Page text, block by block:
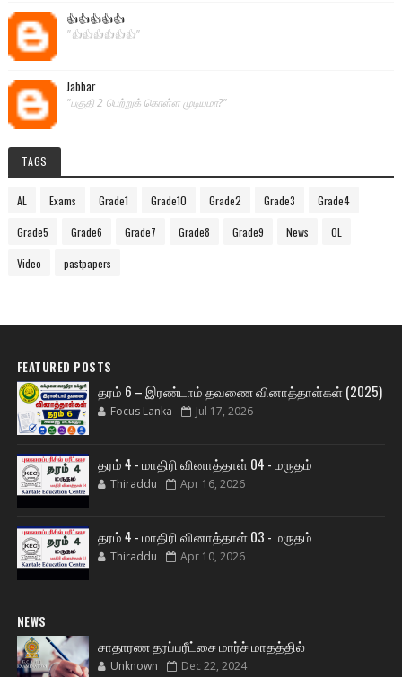
👍👍👍👍👍
"👍👍👍👍👍👍"
Jabbar
"பகுதி 2 பெற்றுக் கொள்ள முடியுமா?"
TAGS
AL Exams Grade1 Grade10 Grade2 Grade3 Grade4
Grade5 Grade6 Grade7 Grade8 Grade9 News OL
Video pastpapers
FEATURED POSTS
தரம் 6 – இரண்டாம் தவணை வினாத்தாள்கள் (2025)
Focus Lanka Jul 17, 2026
தரம் 4 - மாதிரி வினாத்தாள் 04 - மருதம்
Thiraddu Apr 16, 2026
தரம் 4 - மாதிரி வினாத்தாள் 03 - மருதம்
Thiraddu Apr 10, 2026
NEWS
சாதாரண தரப்பரீட்சை மார்ச் மாதத்தில்
Unknown Dec 22, 2024